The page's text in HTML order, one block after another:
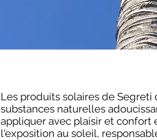
Les produits solaires de
substances naturelles
appliquer avec plaisir et
l'exposition au soleil,